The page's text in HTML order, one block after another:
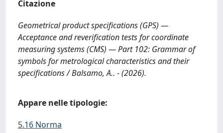
Citazione
Geometrical product specifications (GPS) —
Acceptance and reverification tests for coordinate
measuring systems (CMS) — Part 102: Grammar of
symbols for metrological characteristics and their
specifications / Balsamo, A.. - (2026).
Appare nelle tipologie:
5.16 Norma